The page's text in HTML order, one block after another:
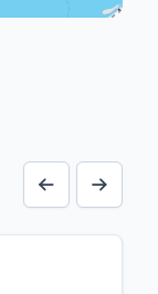
Vorheriger